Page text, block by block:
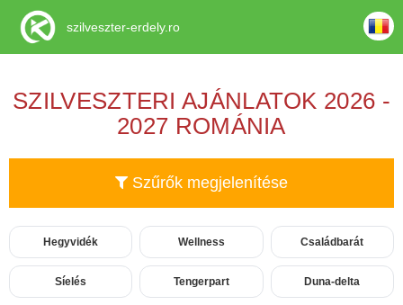
SZILVESZTERI AJÁNLATOK 2026 -
2027 ROMÁNIA
Szűrők megjelenítése
Hegyvidék Wellness Családbarát
Síelés Tengerpart Duna-delta
szilveszter-erdely.ro